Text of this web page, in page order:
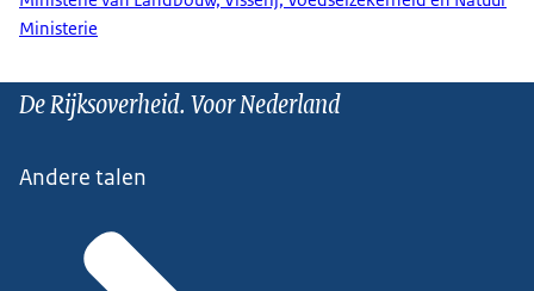
Ministerie
De Rijksoverheid. Voor Nederland
Andere talen